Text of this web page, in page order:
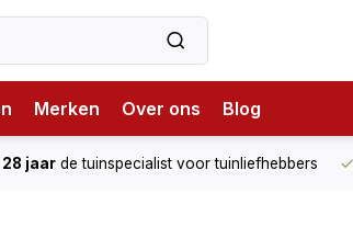
Merken Over ons Blog
28 jaar de tuinspecialist voor tuinliefhebbers